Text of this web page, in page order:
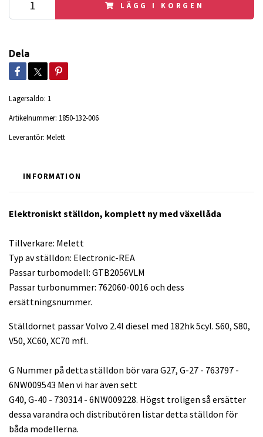
LÄGG I KORGEN
Dela
Lagersaldo: 1
Artikelnummer: 1850-132-006
Leverantör: Melett
INFORMATION
Elektroniskt ställdon, komplett ny med växellåda
Tillverkare: Melett
Typ av ställdon: Electronic-REA
Passar turbomodell: GTB2056VLM
Passar turbonummer: 762060-0016 och dess
ersättningsnummer.
Ställdornet passar Volvo 2.4l diesel med 182hk 5cyl. S60, S80,
V50, XC60, XC70 mfl.
G Nummer på detta ställdon bör vara G27, G-27 - 763797 -
6NW009543 Men vi har även sett
G40, G-40 - 730314 - 6NW009228. Högst troligen så ersätter
dessa varandra och distributören listar detta ställdon för
båda modellerna.